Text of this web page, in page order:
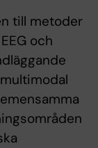
till metoder
och